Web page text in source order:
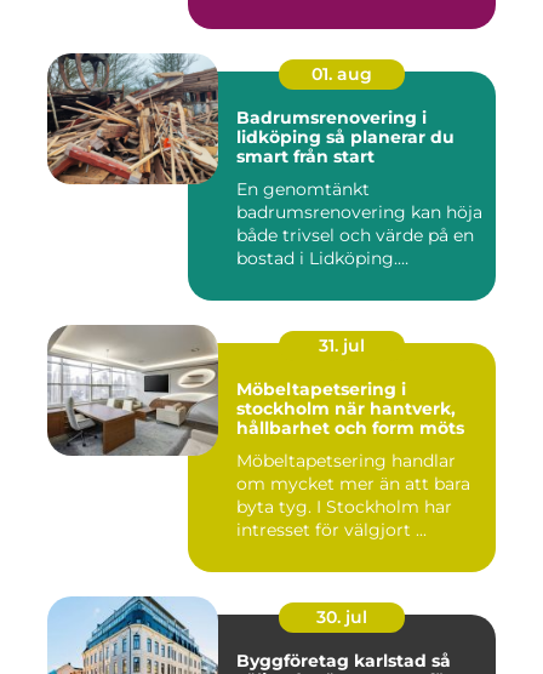
01. aug
Badrumsrenovering i
lidköping så planerar du
smart från start
En genomtänkt
badrumsrenovering kan höja
både trivsel och värde på en
bostad i Lidköping.
31. jul
Möbeltapetsering i
stockholm när hantverk,
hållbarhet och form möts
Möbeltapetsering handlar
om mycket mer än att bara
byta tyg. I Stockholm har
intresset för välgjort ...
30. jul
Byggföretag karlstad så